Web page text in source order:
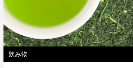
飲み物